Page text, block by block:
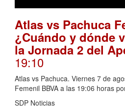
Atlas vs Pachuca
¿Cuándo y dónde
la Jornada 2 del
19:10
Atlas vs Pachuca. Viernes 7 de
Femenil BBVA a las 19:06 horas
SDP Noticias